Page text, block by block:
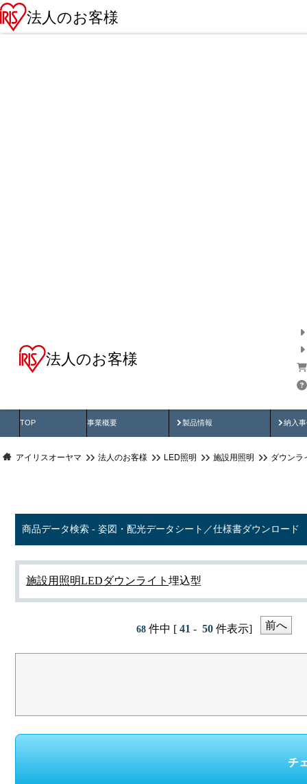
法人のお客様
法人のお客様
TOP 事業概要 製品情報
製品動画 納入
納
アイリスオーヤマ 法人のお客様 LED照明 施設用照明 ダウンラ
商品データ検索 - 姿図・配光データシート／仕様書ダウンロード
施設用照明LEDダウンライト 埋込型
68 件中 [ 41 - 50 件表示] 前へ